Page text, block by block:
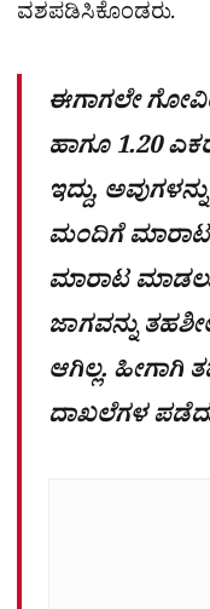
ವಶಪಡಿಸಿಕೊಂಡರು.
ಈಗಾಗಲೇ
ಹಾಗೂ 1.20
ಇದ್ದು,
ಮಂದಿಗೆ ಮಾರಾಟ
ಮಾರಾಟ ಮಾಡಲು
ಜಾಗವನ್ನು
ಆಗಿಲ್ಲ. ಹೀಗಾಗಿ
ದಾಖಲೆಗಳ